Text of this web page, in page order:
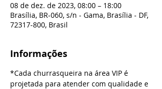
08 de dez. de 2023, 08:00 – 18:00
Brasília, BR-060, s/n - Gama, Brasília - DF,
72317-800, Brasil
Informações
*Cada churrasqueira na área VIP é
projetada para atender com qualidade e